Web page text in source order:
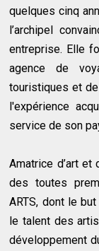
quelques cinq
l’archipel
entreprise. Elle
agence de
touristiques et
l'expérience
service de son
Amatrice d’art et
des toutes
ARTS, dont le
le talent des
développement